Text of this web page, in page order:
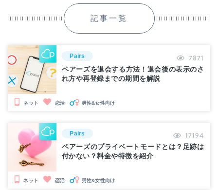
記事一覧
Pairs 7871
ペアーズを退会する方法！退会後の表示のさ
れ方や再登録までの期間を解説
ネット 恋活 男性&女性向け
Pairs 17194
ペアーズのプライベートモードとは？足跡は
付かない？料金や特徴を紹介
ネット 恋活 男性&女性向け